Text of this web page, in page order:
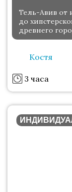
Тель-Авив от
до
древнего
Костя
3 часа